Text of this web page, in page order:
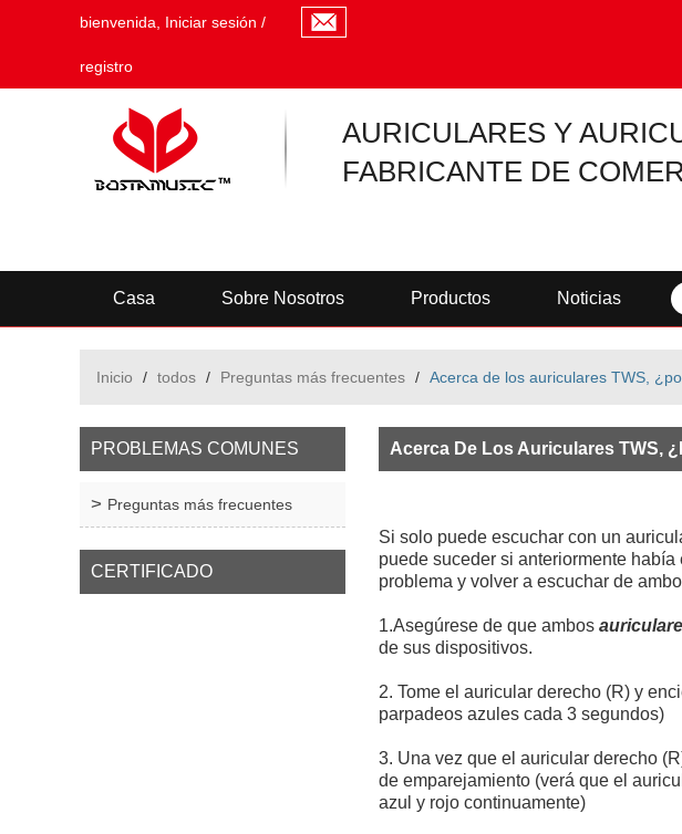
bienvenida, Iniciar sesión /
registro
AURICULARES Y
FABRICANTE DE
Casa Sobre Nosotros Productos Noticias
Inicio / todos / Preguntas más frecuentes / Acerca de los auriculares TWS,
PROBLEMAS COMUNES
Preguntas más frecuentes
CERTIFICADO
Acerca De Los Auriculares TWS,
Si solo puede escuchar con un
puede suceder si anteriormente
problema y volver a escuchar de
1.Asegúrese de que ambos
de sus dispositivos.
2. Tome el auricular derecho (R) y
parpadeos azules cada 3 segundos)
3. Una vez que el auricular derecho
de emparejamiento (verá que el
azul y rojo continuamente)